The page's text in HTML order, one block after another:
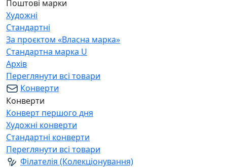
Поштові марки
Художні
Стандартні
За проєктом «Власна марка»
Стандартна марка U
Архів
Переглянути всі товари
Конверти
Конверти
Конверт першого дня
Художні конверти
Стандартні конверти
Переглянути всі товари
Філателія (Колекціонування)